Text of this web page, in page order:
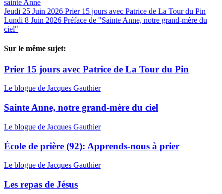
sainte Anne
Jeudi 25 Juin 2026 Prier 15 jours avec Patrice de La Tour du Pin
Lundi 8 Juin 2026 Préface de "Sainte Anne, notre grand-mère du
ciel"
Sur le même sujet:
Prier 15 jours avec Patrice de La Tour du Pin
Le blogue de Jacques Gauthier
Sainte Anne, notre grand-mère du ciel
Le blogue de Jacques Gauthier
École de prière (92): Apprends-nous à prier
Le blogue de Jacques Gauthier
Les repas de Jésus